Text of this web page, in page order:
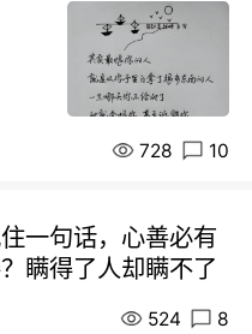
728 10
一句话，心善必有
瞒得了人却瞒不了
524 8